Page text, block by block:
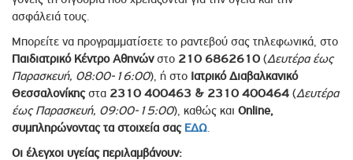
ασφάλειά τους.
Μπορείτε να προγραμματίσετε το ραντεβού σας τηλεφωνικά, στο
Παιδιατρικό Κέντρο Αθηνώνστο 210 6862610 (Δευτέρα έως
Παρασκευή, 08:00-16:00), ή στο Ιατρικό Διαβαλκανικό
Θεσσαλονίκηςστα 2310 400463 & 2310 400464 (Δευτέρα
έως Παρασκευή, 09:00-15:00), καθώς και Online,
συμπληρώνοντας τα στοιχεία σας ΕΔΩ.
Οι έλεγχοι υγείας περιλαμβάνουν: